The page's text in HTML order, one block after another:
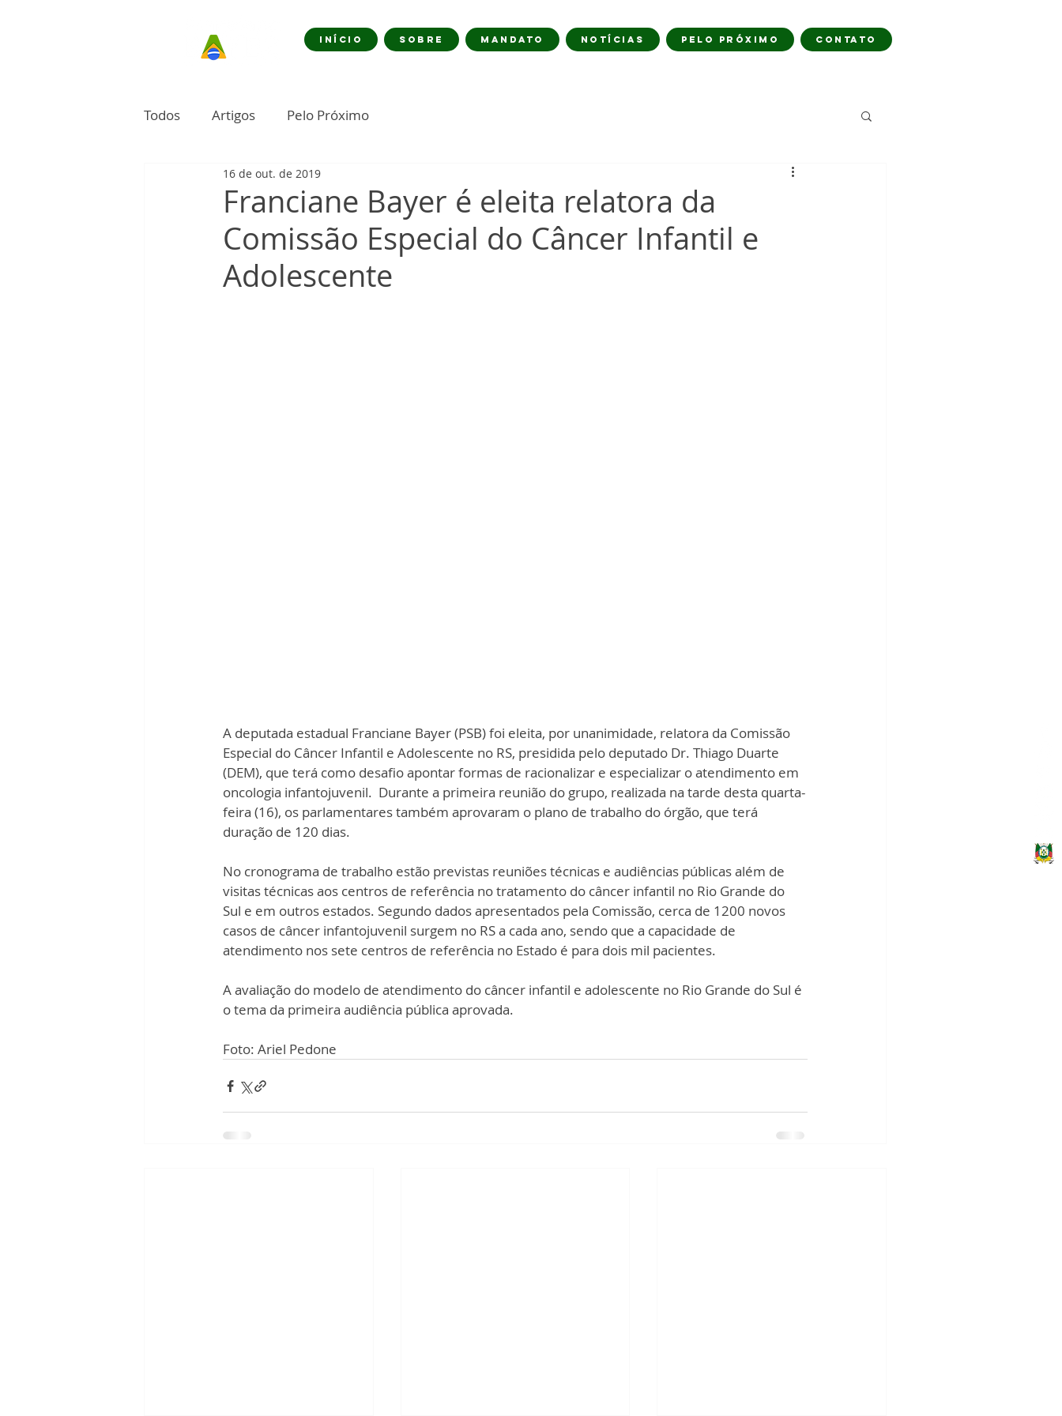
INÍCIO SOBRE MANDATO NOTÍCIAS PELO PRÓXIMO CONTATO
Todos Artigos Pelo Próximo
Franciane Bayer é eleita relatora da
Comissão Especial do Câncer Infantil e
Adolescente
16 de out. de 2019
A deputada estadual Franciane Bayer (PSB) foi eleita, por unanimidade, relatora da Comissão
Especial do Câncer Infantil e Adolescente no RS, presidida pelo deputado Dr. Thiago Duarte
(DEM), que terá como desafio apontar formas de racionalizar e especializar o atendimento em
oncologia infantojuvenil.  Durante a primeira reunião do grupo, realizada na tarde desta quarta-
feira (16), os parlamentares também aprovaram o plano de trabalho do órgão, que terá
duração de 120 dias.
No cronograma de trabalho estão previstas reuniões técnicas e audiências públicas além de
visitas técnicas aos centros de referência no tratamento do câncer infantil no Rio Grande do
Sul e em outros estados. Segundo dados apresentados pela Comissão, cerca de 1200 novos
casos de câncer infantojuvenil surgem no RS a cada ano, sendo que a capacidade de
atendimento nos sete centros de referência no Estado é para dois mil pacientes.
A avaliação do modelo de atendimento do câncer infantil e adolescente no Rio Grande do Sul é
o tema da primeira audiência pública aprovada.
Foto: Ariel Pedone